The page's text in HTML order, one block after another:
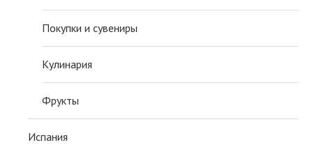
Покупки и сувениры
Кулинария
Фрукты
Испания